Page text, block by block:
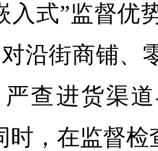
入式”监督优
沿街商铺、
查进货渠
时，在监督